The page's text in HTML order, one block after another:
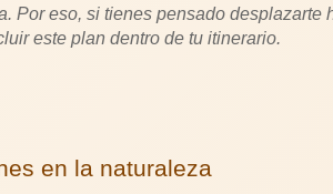
Por eso, si tienes pensado
este plan dentro de tu itinerario.
en la naturaleza